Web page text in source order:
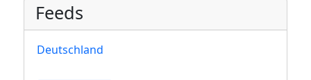
Feeds
Deutschland